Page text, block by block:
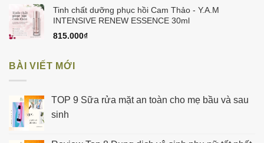
Tinh chất dưỡng phục hồi Cam Thảo - Y.A.M
INTENSIVE RENEW ESSENCE 30ml
815.000₫
BÀI VIẾT MỚI
TOP 9 Sữa rửa mặt an toàn cho mẹ bầu và sau
sinh